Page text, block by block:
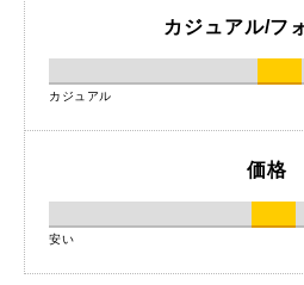
カジュアル/フ
カジュアル
価格
安い